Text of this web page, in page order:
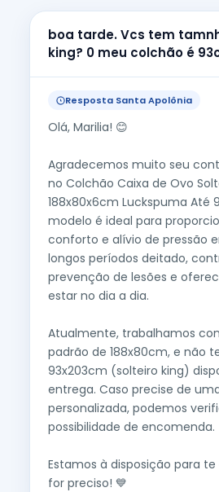
boa tarde. Vcs tem
king? 0 meu colchão é
Resposta Santa Apolônia
Olá, Marilia! 😊
Agradecemos muito seu
no Colchão Caixa de Ovo
188x80x6cm Luckspuma Até
modelo é ideal para
conforto e alívio de pressão
longos períodos deitado,
prevenção de lesões e
estar no dia a dia.
Atualmente, trabalhamos
padrão de 188x80cm, e não
93x203cm (solteiro king)
entrega. Caso precise de
personalizada, podemos
possibilidade de encomenda.
Estamos à disposição para
for preciso! 💙